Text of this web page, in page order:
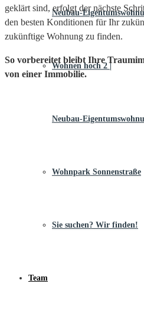
Neubau-
Wohnen hoch 2 |
Neubau-
Wohnpark Sonnenstraße
Sie suchen? Wir finden!
Team
geklärt sind, erfolgt der nächste
den besten Konditionen für Ihr
zukünftige Wohnung zu finden.
So vorbereitet bleibt Ihre
von einer Immobilie.